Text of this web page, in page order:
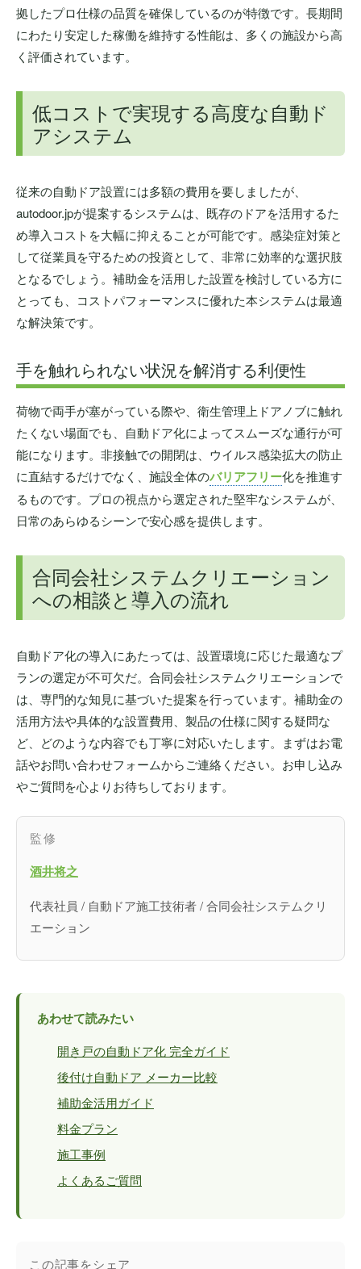
拠したプロ仕様の品質を確保しているのが特徴です。長期間
にわたり安定した稼働を維持する性能は、多くの施設から高
く評価されています。
低コストで実現する高度な自動ド
アシステム
従来の自動ドア設置には多額の費用を要しましたが、
autodoor.jpが提案するシステムは、既存のドアを活用するた
め導入コストを大幅に抑えることが可能です。感染症対策と
して従業員を守るための投資として、非常に効率的な選択肢
となるでしょう。補助金を活用した設置を検討している方に
とっても、コストパフォーマンスに優れた本システムは最適
な解決策です。
手を触れられない状況を解消する利便性
荷物で両手が塞がっている際や、衛生管理上ドアノブに触れ
たくない場面でも、自動ドア化によってスムーズな通行が可
能になります。非接触での開閉は、ウイルス感染拡大の防止
に直結するだけでなく、施設全体のバリアフリー化を推進す
るものです。プロの視点から選定された堅牢なシステムが、
日常のあらゆるシーンで安心感を提供します。
合同会社システムクリエーション
への相談と導入の流れ
自動ドア化の導入にあたっては、設置環境に応じた最適なプ
ランの選定が不可欠だ。合同会社システムクリエーションで
は、専門的な知見に基づいた提案を行っています。補助金の
活用方法や具体的な設置費用、製品の仕様に関する疑問な
ど、どのような内容でも丁寧に対応いたします。まずはお電
話やお問い合わせフォームからご連絡ください。お申し込み
やご質問を心よりお待ちしております。
監修
酒井将之
代表社員 / 自動ドア施工技術者 / 合同会社システムクリ
エーション
あわせて読みたい
開き戸の自動ドア化 完全ガイド
後付け自動ドア メーカー比較
補助金活用ガイド
料金プラン
施工事例
よくあるご質問
この記事をシェア